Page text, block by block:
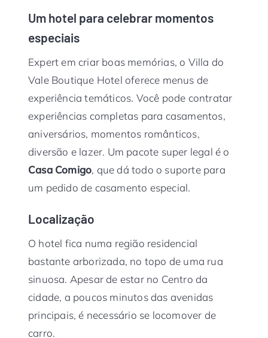
Um hotel para celebrar momentos
especiais
Expert em criar boas memórias, o Villa do
Vale Boutique Hotel oferece menus de
experiência temáticos. Você pode contratar
experiências completas para casamentos,
aniversários, momentos românticos,
diversão e lazer. Um pacote super legal é o
Casa Comigo, que dá todo o suporte para
um pedido de casamento especial.
Localização
O hotel fica numa região residencial
bastante arborizada, no topo de uma rua
sinuosa. Apesar de estar no Centro da
cidade, a poucos minutos das avenidas
principais, é necessário se locomover de
carro.